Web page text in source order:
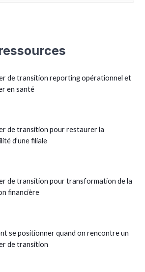
de transition reporting opérationnel et
en santé
de transition pour restaurer la
d’une filiale
de transition pour transformation de la
financière
se positionner quand on rencontre un
de transition